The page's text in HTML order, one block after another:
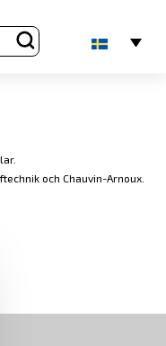
och Chauvin-Arnoux.